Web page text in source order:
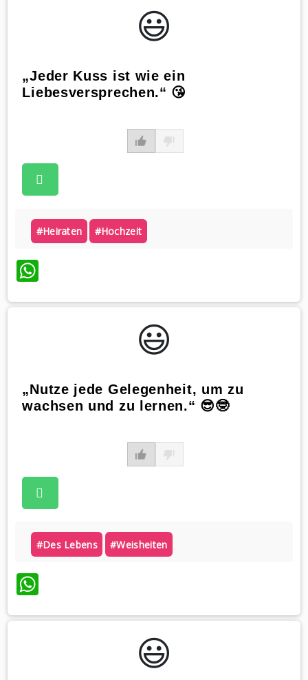
😃️
„Jeder Kuss ist wie ein
Liebesversprechen.“ 😘
#heiraten #hochzeit
WhatsApp
😃️
„Nutze jede Gelegenheit, um zu
wachsen und zu lernen.“ 😎🤓
#des Lebens #weisheiten
WhatsApp
😃️